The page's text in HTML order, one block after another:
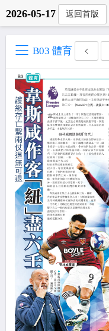
2026-05-17 返回首版
B03 體育